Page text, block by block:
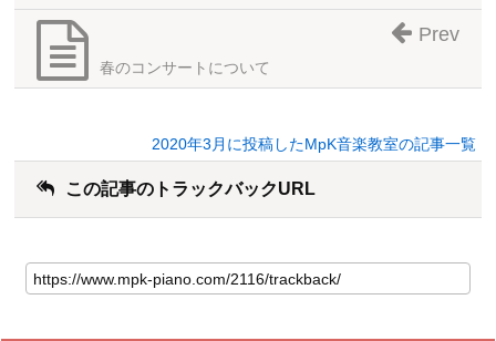
春のコンサートについて
Prev
2020年3月に投稿したMpK音楽教室の記事一覧
この記事のトラックバックURL